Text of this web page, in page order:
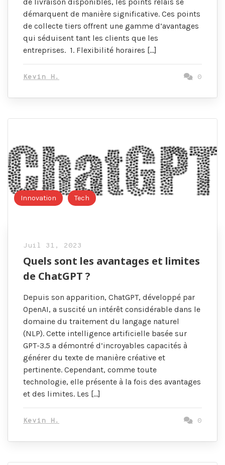
démarquent de manière significative. Ces points
de collecte tiers offrent une gamme d’avantages
qui séduisent tant les clients que les
entreprises. 1. Flexibilité horaires […]
Kevin H. 0
Innovation Tech
Juil 31, 2023
Quels sont les avantages et limites
de ChatGPT ?
Depuis son apparition, ChatGPT, développé par
OpenAI, a suscité un intérêt considérable dans le
domaine du traitement du langage naturel
(NLP). Cette intelligence artificielle basée sur
GPT-3.5 a démontré d’incroyables capacités à
générer du texte de manière créative et
pertinente. Cependant, comme toute
technologie, elle présente à la fois des avantages
et des limites. Les […]
Kevin H. 0